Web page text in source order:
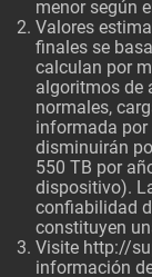
menor según
Valores
finales se
calculan por
algoritmos de
normales,
informada por
disminuirán
550 TB por
dispositivo).
confiabilidad
constituyen
Visite http://
información